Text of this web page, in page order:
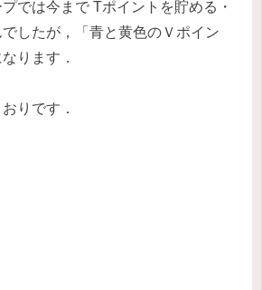
では今まで Tポイントを貯める・
したが，「青と黄色のＶポイン
ります．
りです．